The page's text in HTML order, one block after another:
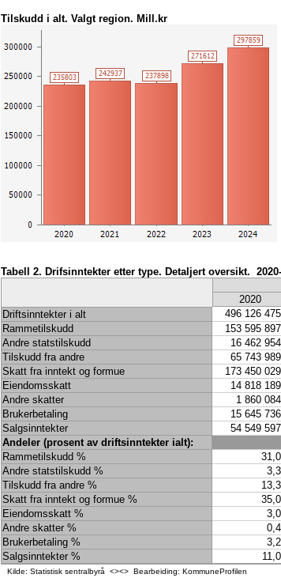
Tilskudd i alt. Valgt region. Mill.kr
Tabell 2. Drifsinntekter etter type. Detaljert oversikt.
2020
Driftsinntekter i alt
Rammetilskudd
Andre statstilskudd
Tilskudd fra andre
Skatt fra inntekt og formue
Eiendomsskatt
Andre skatter
Brukerbetaling
Salgsinntekter
Andeler (prosent av driftsinntekter ialt):
Rammetilskudd %
Andre statstilskudd %
Tilskudd fra andre %
Skatt fra inntekt og formue %
Eiendomsskatt %
Andre skatter %
Brukerbetaling %
Salgsinntekter %
496 126 475
153 595 897
16 462 954
65 743 989
173 450 029
14 818 189
1 860 084
15 645 736
54 549 597
31,0
3,3
13,3
35,0
3,0
0,4
3,2
11,0
Kilde: Statistisk sentralbyrå <><> Bearbeiding: KommuneProfilen